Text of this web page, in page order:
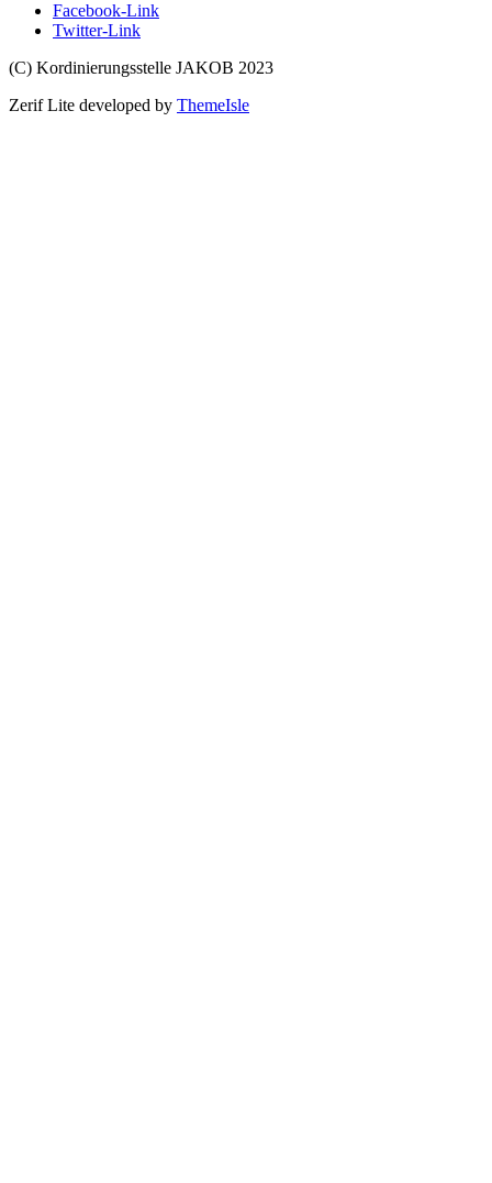
Facebook-Link
Twitter-Link
(C) Kordinierungsstelle JAKOB 2023
Zerif Lite developed by ThemeIsle